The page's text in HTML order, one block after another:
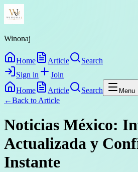
Winonaj
Home Article
Search
Sign in
Join
Home
Article Search Menu
←Back to Article
Noticias México:
Actualizada y
Instante